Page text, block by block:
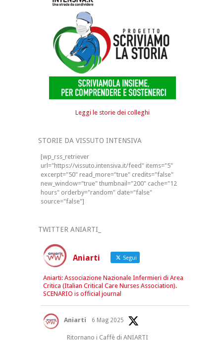
Leggi le storie dei colleghi
STORIE DA VISSUTO INTENSIVA
[wp_rss_retriever
url="https://vissuto.intensiva.it/feed" items="5"
excerpt="50" read_more="true" credits="false"
new_window="true" thumbnail="200" cache="12
hours" orderby="random" date="false"
source="false"]
TWITTER ANIARTI_
Aniarti Segui
Aniarti: Associazione Nazionale Infermieri di Area
Critica (Italian Critical Care Nurses Association).
SCENARIO is official journal
Aniarti 6 Mag 2025
Ritornano i Caffè di ANIARTI